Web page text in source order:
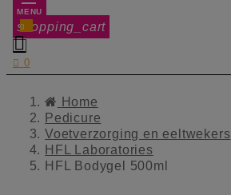
MENU
shopping_cart
0

 0
Home
Pedicure
Voetverzorging en eeltwekers
HFL Laboratories
HFL Bodygel 500ml